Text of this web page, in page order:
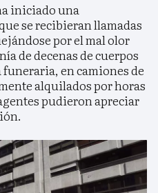
iniciado una
se recibieran llamadas
por el mal olor
de decenas de cuerpos
en camiones de
alquilados por horas
pudieron apreciar